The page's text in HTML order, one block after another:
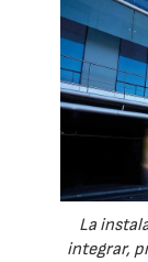
La
integrar,